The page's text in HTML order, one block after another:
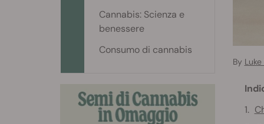
By
Cannabis: Scienza e
benessere
Consumo di cannabis